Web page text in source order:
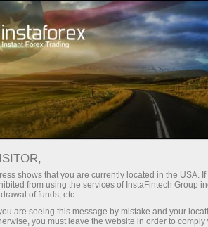
فوركس، يمكنك الوصول إلى
إلى 1:5000، وبعض من أفضل فروق
صغير الحجم
30% مكافأة
لكل إيداع
shows that you are currently located in the USA.
from using the services of InstaFintech Group
of funds, etc.
are seeing this message by mistake and your
you must leave the website in order to